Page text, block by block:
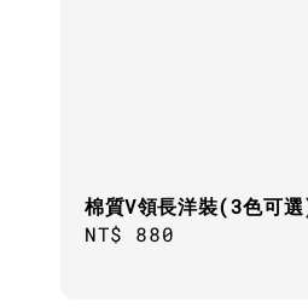
棉質V領長洋裝(3色可
Regular
NT$ 880